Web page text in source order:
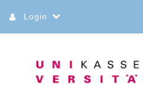
content
Login